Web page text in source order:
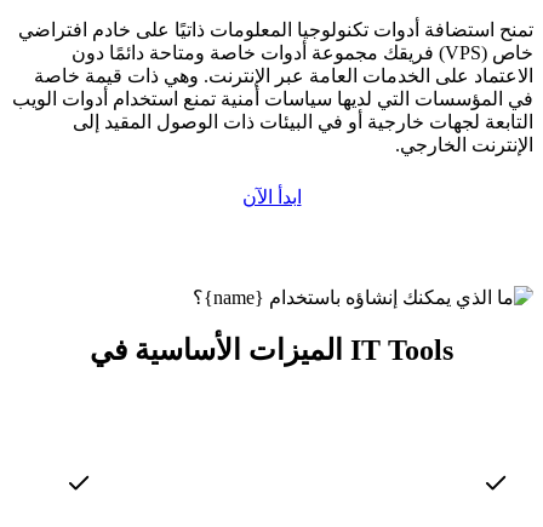
تمنح استضافة أدوات تكنولوجيا المعلومات ذاتيًا على خادم افتراضي
خاص (VPS) فريقك مجموعة أدوات خاصة ومتاحة دائمًا دون
الاعتماد على الخدمات العامة عبر الإنترنت. وهي ذات قيمة خاصة
في المؤسسات التي لديها سياسات أمنية تمنع استخدام أدوات الويب
التابعة لجهات خارجية أو في البيئات ذات الوصول المقيد إلى
الإنترنت الخارجي.
ابدأ الآن
الميزات الأساسية في IT Tools